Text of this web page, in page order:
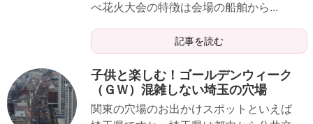
べ花火大会の特徴は会場の船舶から...
記事を読む
子供と楽しむ！ゴールデンウィーク
（ＧＷ）混雑しない埼玉の穴場
関東の穴場のお出かけスポットといえば